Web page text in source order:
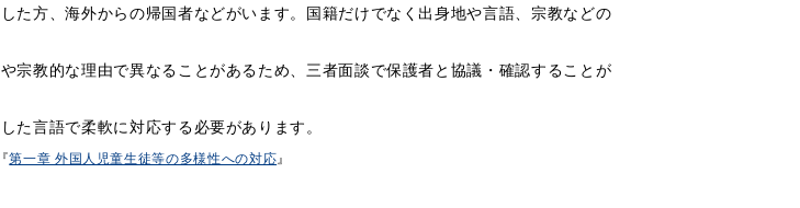
た方、海外からの帰国者などがいます。国籍だけでなく出身地や言語、宗教などの
宗教的な理由で異なることがあるため、三者面談で保護者と協議・確認することが
た言語で柔軟に対応する必要があります。
第一章 外国人児童生徒等の多様性への対応』